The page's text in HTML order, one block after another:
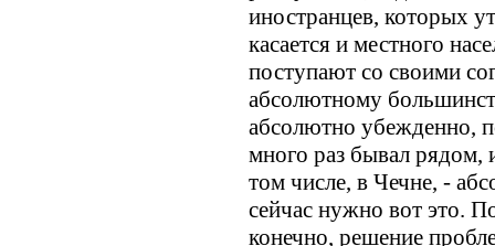
иностранцев, которых
касается и местного
поступают со своими
абсолютному
абсолютно убежденно,
много раз бывал рядом,
том числе, в Чечне, -
сейчас нужно вот это.
конечно, решение